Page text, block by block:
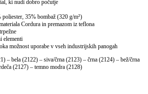
ki nudi dobro počutje
poliester, 35% bombaž (320 g/m²)
Cordura in premazom iz teflona
elementi
možnost uporabe v vseh industrijskih panogah
– bela (2122) – siva/črna (2123) – črna (2124) – bež/črna
(2127) – temno modra (2128)